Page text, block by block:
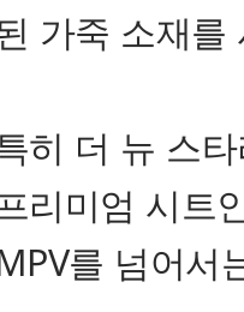
가죽 소재를
히 더 뉴 스
리미엄 시트
를 넘어서